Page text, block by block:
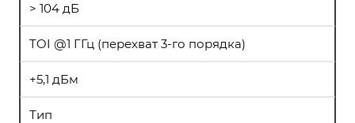
> 104 дБ
TOI @1 ГГц (перехват 3-го порядка)
+5,1 дБм
Тип